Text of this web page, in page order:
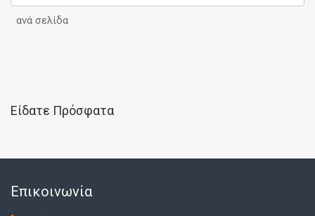
ανά σελίδα
Είδατε Πρόσφατα
Επικοινωνία